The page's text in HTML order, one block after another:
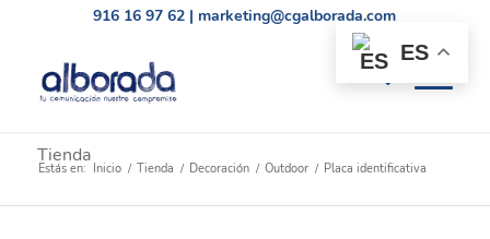
916 16 97 62 | marketing@cgalborada.com
Tienda
Estás en: Inicio / Tienda / Decoración / Outdoor / Placa identificativa
ES